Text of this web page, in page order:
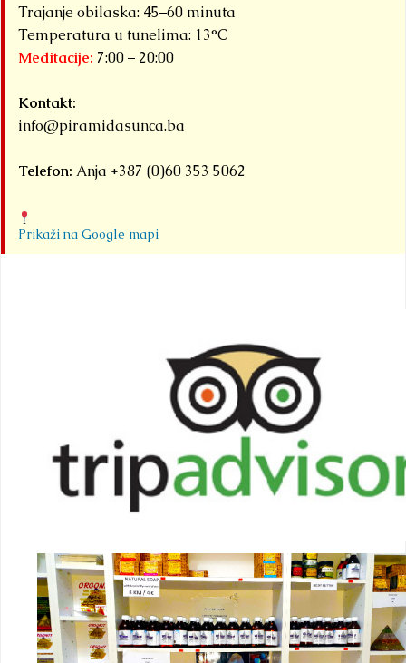
Trajanje obilaska: 45–60 minuta
Temperatura u tunelima: 13°C
Meditacije: 7:00 – 20:00
Kontakt:
info@piramidasunca.ba
Telefon: Anja +387 (0)60 353 5062
Prikaži na Google mapi